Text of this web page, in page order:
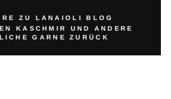
ZU LANAIOLI BLOG
KASCHMIR UND ANDERE
GARNE ZURÜCK